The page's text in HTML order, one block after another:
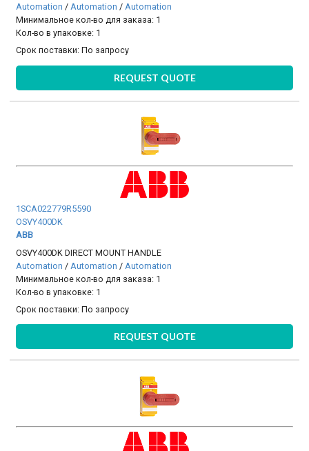
Automation /Automation /Automation
Минимальное кол-во для заказа: 1
Кол-во в упаковке: 1
Срок поставки:По запросу
REQUEST QUOTE
1SCA022779R5590
OSVY400DK
ABB
OSVY400DK DIRECT MOUNT HANDLE
Automation / Automation / Automation
Минимальное кол-во для заказа: 1
Кол-во в упаковке: 1
Срок поставки:По запросу
REQUEST QUOTE